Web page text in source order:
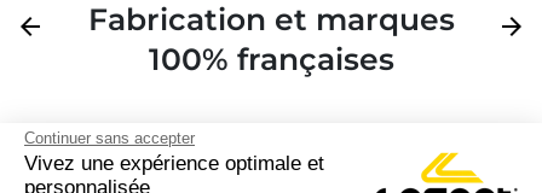
Continuer sans accepter
Vivez une expérience optimale et
personnalisée
Précédent
arrow_back
Fabrication et marques
100% françaises
arrow_forward